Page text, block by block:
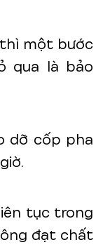
một bước
qua là bảo
dỡ cốp pha
tục trong
đạt chất